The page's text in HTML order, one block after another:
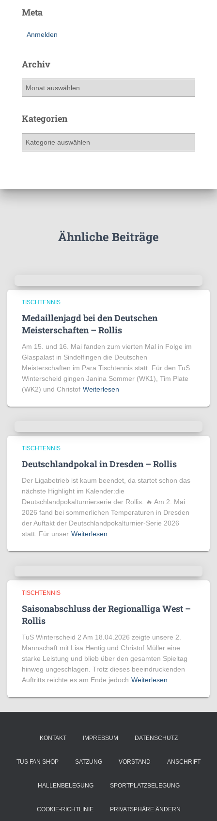
Meta
Anmelden
Archiv
h
Kategorien
o
Ähnliche Beiträge
TISCHTENNIS
Medaillenjagd bei den Deutschen
Meisterschaften – Rollis
Am 15. und 16. Mai fanden zum vierten Mal in Folge im
Glaspalast in Sindelfingen die Deutschen
Meisterschaften im Para Tischtennis statt. Für den TuS
Winterscheid gingen Janina Sommer (WK1), Tim Plate
(WK2) und Christof Weiterlesen
TISCHTENNIS
Deutschlandpokal in Dresden – Rollis
Der Ligabetrieb ist kaum beendet, da startet schon das
nächste Highlight im Kalender:die
Deutschlandpokalturnierserie der Rollis. 🔥 Am 2. Mai
2026 fand bei sommerlichen Temperaturen in Dresden
der Auftakt der Deutschlandpokalturnier-Serie 2026
statt. Für unser Weiterlesen
TISCHTENNIS
Saisonabschluss der Regionalliga West –
Rollis
TuS Winterscheid 2 Am 18.04.2026 zeigte unsere 2.
Mannschaft mit Lisa Hentig und Christof Müller eine
starke Leistung und blieb über den gesamten Spieltag
hinweg ungeschlagen. Trotz dieses beeindruckenden
Auftritts reichte es am Ende jedoch Weiterlesen
KONTAKT IMPRESSUM DATENSCHUTZ
TUS FAN SHOP SATZUNG VORSTAND ANSCHRIFT
HALLENBELEGUNG SPORTPLATZBELEGUNG
COOKIE-RICHTLINIE PRIVATSPHÄRE ÄNDERN